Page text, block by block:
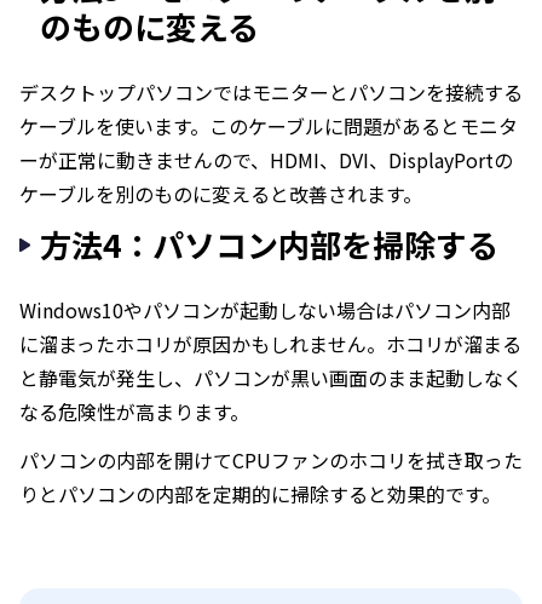
のものに変える
デスクトップパソコンではモニターとパソコンを接続する
ケーブルを使います。このケーブルに問題があるとモニタ
ーが正常に動きませんので、HDMI、DVI、DisplayPortの
ケーブルを別のものに変えると改善されます。
方法4：パソコン内部を掃除する
Windows10やパソコンが起動しない場合はパソコン内部
に溜まったホコリが原因かもしれません。ホコリが溜まる
と静電気が発生し、パソコンが黒い画面のまま起動しなく
なる危険性が高まります。
パソコンの内部を開けてCPUファンのホコリを拭き取った
りとパソコンの内部を定期的に掃除すると効果的です。